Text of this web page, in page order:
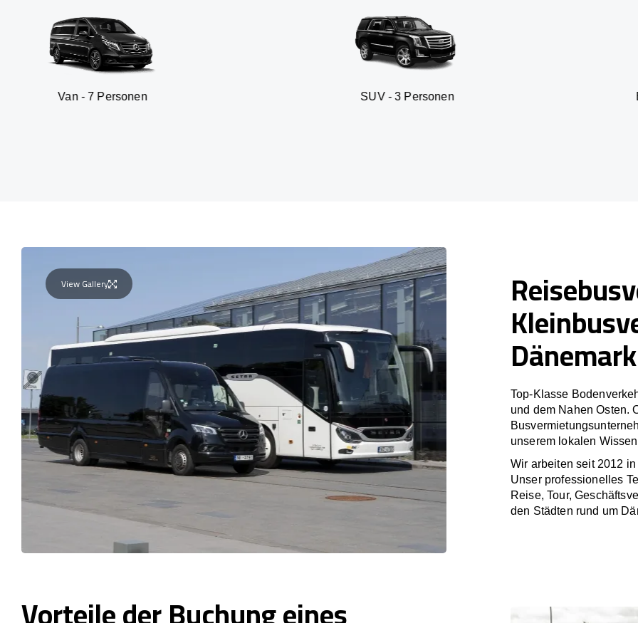
7 Personen SUV - 3 Personen Business
View Gallery
Dänemark
Top-Klasse
und dem Nahen Osten.
unserem lokalen
Wir arbeiten seit 2012 in
Unser professionelles
Reise, Tour,
den Städten rund um